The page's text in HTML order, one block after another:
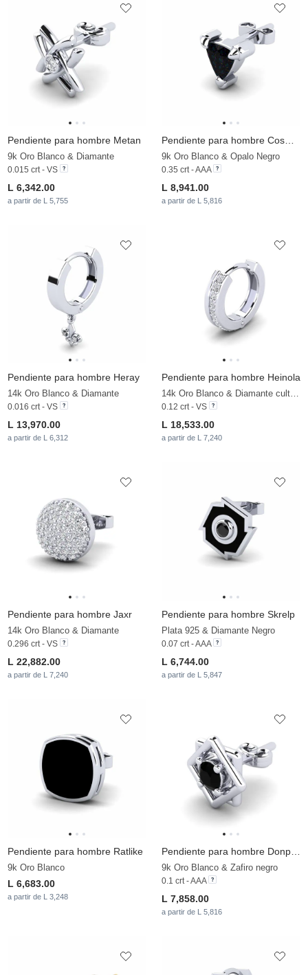
Pendiente para hombre Metan
9k Oro Blanco & Diamante
0.015 crt - VS
L 6,342.00
a partir de L 5,755
Pendiente para hombre Cosmoem
9k Oro Blanco & Opalo Negro
0.35 crt - AAA
L 8,941.00
a partir de L 5,816
Pendiente para hombre Heray
14k Oro Blanco & Diamante
0.016 crt - VS
L 13,970.00
a partir de L 6,312
Pendiente para hombre Heinola
14k Oro Blanco & Diamante cultivado en laboratorio
0.12 crt - VS
L 18,533.00
a partir de L 7,240
Pendiente para hombre Jaxr
14k Oro Blanco & Diamante
0.296 crt - VS
L 22,882.00
a partir de L 7,240
Pendiente para hombre Skrelp
Plata 925 & Diamante Negro
0.07 crt - AAA
L 6,744.00
a partir de L 5,847
Pendiente para hombre Ratlike
9k Oro Blanco
L 6,683.00
a partir de L 3,248
Pendiente para hombre Donphan
9k Oro Blanco & Zafiro negro
0.1 crt - AAA
L 7,858.00
a partir de L 5,816